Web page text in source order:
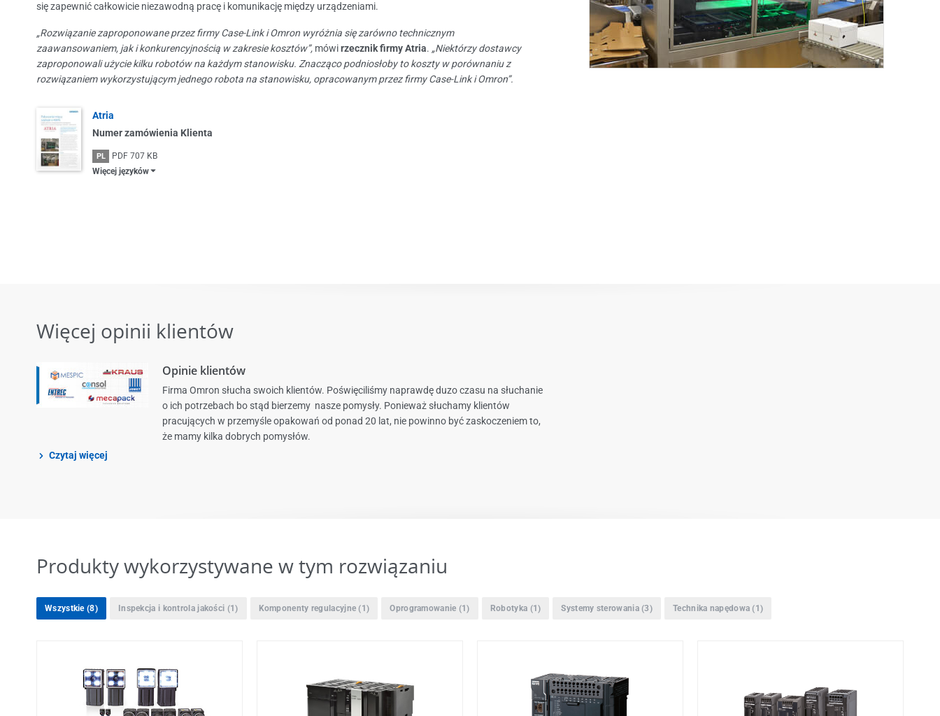
się zapewnić całkowicie niezawodną pracę i komunikację między urządzeniami.
„Rozwiązanie zaproponowane przez firmy Case-Link i Omron wyróżnia się zarówno technicznym
zaawansowaniem, jak i konkurencyjnością w zakresie kosztów”, mówirzecznik firmy Atria. „Niektórzy dostawcy
zaproponowali użycie kilku robotów na każdym stanowisku. Znacząco podniosłoby to koszty w porównaniu z
rozwiązaniem wykorzystującym jednego robota na stanowisku, opracowanym przez firmy Case-Link i Omron”.
Atria
Numer zamówienia Klienta
PL PDF 707 KB
Więcej języków
Więcej opinii klientów
Opinie klientów
Firma Omron słucha swoich klientów. Poświęciliśmy naprawdę duzo czasu na słuchanie
o ich potrzebach bo stąd bierzemy nasze pomysły. Ponieważ słuchamy klientów
pracujących w przemyśle opakowań od ponad 20 lat, nie powinno być zaskoczeniem to,
że mamy kilka dobrych pomysłów.
Czytaj więcej
Produkty wykorzystywane w tym rozwiązaniu
Wszystkie (8) Inspekcja i kontrola jakości (1) Komponenty regulacyjne (1) Oprogramowanie (1) Robotyka (1) Systemy sterowania (3) Technika napędowa (1)